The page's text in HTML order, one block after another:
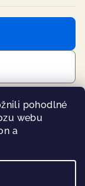
pohodlné
webu
a